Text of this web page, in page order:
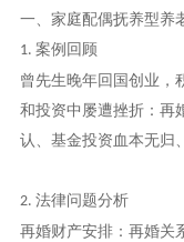
一、家庭配偶抚养型养
1. 案例回顾
曾先生晚年回国创业，
和投资中屡遭挫折：再
认、基金投资血本无归
2. 法律问题分析
再婚财产安排：再婚关